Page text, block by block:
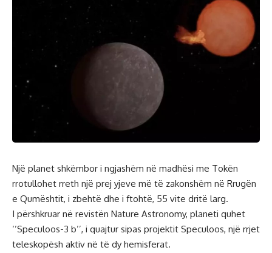
Një planet shkëmbor i ngjashëm në madhësi me Tokën
rrotullohet rreth një prej yjeve më të zakonshëm në Rrugën
e Qumështit, i zbehtë dhe i ftohtë, 55 vite dritë larg.
I përshkruar në revistën Nature Astronomy, planeti quhet
‘’Speculoos-3 b’’, i quajtur sipas projektit Speculoos, një rrjet
teleskopësh aktiv në të dy hemisferat.